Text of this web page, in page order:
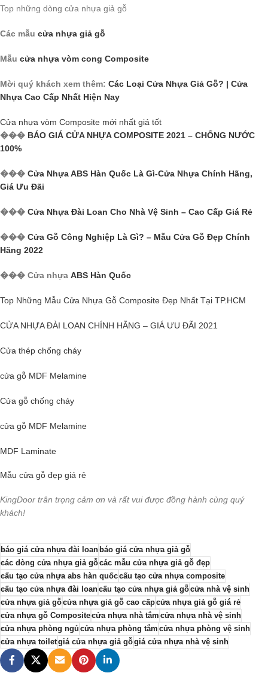
Top những dòng cửa nhựa giả gỗ
Các mẫu cửa nhựa giả gỗ
Mẫu cửa nhựa vòm cong Composite
Mời quý khách xem thêm: Các Loại Cửa Nhựa Giả Gỗ? | Cửa
Nhựa Cao Cấp Nhất Hiện Nay
Cửa nhựa vòm Composite mới nhất giá tốt
��� BÁO GIÁ CỬA NHỰA COMPOSITE 2021 – CHỐNG NƯỚC
100%
��� Cửa Nhựa ABS Hàn Quốc Là Gì-Cửa Nhựa Chính Hãng,
Giá Ưu Đãi
��� Cửa Nhựa Đài Loan Cho Nhà Vệ Sinh – Cao Cấp Giá Rẻ
��� Cửa Gỗ Công Nghiệp Là Gì? – Mẫu Cửa Gỗ Đẹp Chính
Hãng 2022
��� Cửa nhựa ABS Hàn Quốc
Top Những Mẫu Cửa Nhựa Gỗ Composite Đẹp Nhất Tại TP.HCM
CỬA NHỰA ĐÀI LOAN CHÍNH HÃNG – GIÁ ƯU ĐÃI 2021
Cửa thép chống cháy
cửa gỗ MDF Melamine
Cửa gỗ chống cháy
cửa gỗ MDF Melamine
MDF Laminate
Mẫu cửa gỗ đẹp giá rẻ
KingDoor trân trọng cảm ơn và rất vui được đồng hành cùng quý
khách!
báo giá cửa nhựa đài loanbáo giá cửa nhựa giả gỗ
các dòng cửa nhựa giả gỗcác mẫu cửa nhựa giả gỗ đẹp
cấu tạo cửa nhựa abs hàn quốccấu tạo cửa nhựa composite
cấu tạo cửa nhựa đài loancấu tạo cửa nhựa giả gỗcửa nhà vệ sinh
cửa nhựa giả gỗcửa nhựa giả gỗ cao cấpcửa nhựa giả gỗ giá rẻ
cửa nhựa gỗ Compositecửa nhựa nhà tắm cửa nhựa nhà vệ sinh
cửa nhựa phòng ngủ cửa nhựa phòng tắm cửa nhựa phòng vệ sinh
cửa nhựa toiletgiá cửa nhựa giả gỗgiá cửa nhựa nhà vệ sinh